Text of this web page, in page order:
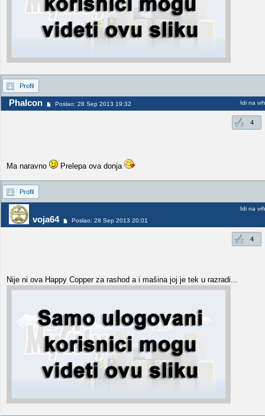
Profil
Phalcon Poslao: 28 Sep 2013 19:32 Idi na vrh
4
Ma naravno Prelepa ova donja
Profil
voja64 Poslao: 28 Sep 2013 20:01
Idi na vrh
4
Nije ni ova Happy Copper za rashod a i mašina joj je tek u razradi...